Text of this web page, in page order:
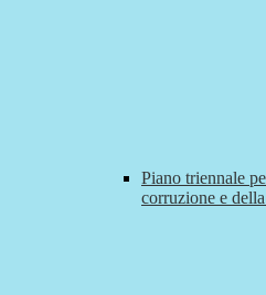
Piano triennale
corruzione e